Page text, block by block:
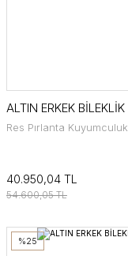
ALTIN ERKEK BİLEKLİK
Res Pırlanta Kuyumculuk
40.950,04 TL
54.600,05 TL
%25